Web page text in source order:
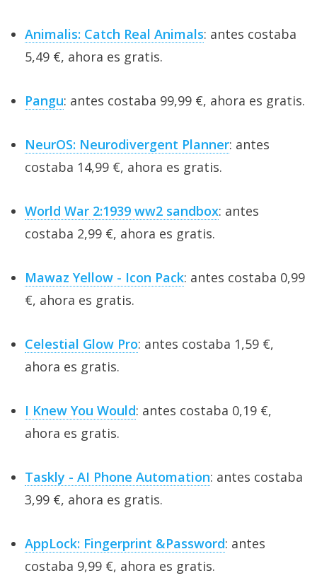
Animalis: Catch Real Animals: antes costaba
5,49 €, ahora es gratis.
Pangu: antes costaba 99,99 €, ahora es gratis.
NeurOS: Neurodivergent Planner: antes
costaba 14,99 €, ahora es gratis.
World War 2:1939 ww2 sandbox: antes
costaba 2,99 €, ahora es gratis.
Mawaz Yellow - Icon Pack: antes costaba 0,99
€, ahora es gratis.
Celestial Glow Pro: antes costaba 1,59 €,
ahora es gratis.
I Knew You Would: antes costaba 0,19 €,
ahora es gratis.
Taskly - AI Phone Automation: antes costaba
3,99 €, ahora es gratis.
AppLock: Fingerprint &Password: antes
costaba 9,99 €, ahora es gratis.